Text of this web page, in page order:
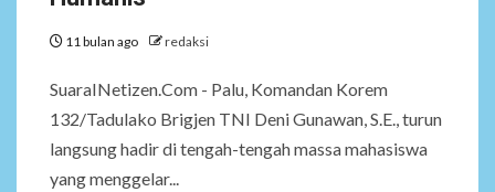
11 bulan ago redaksi
SuaraINetizen.Com - Palu, Komandan Korem
132/Tadulako Brigjen TNI Deni Gunawan, S.E., turun
langsung hadir di tengah-tengah massa mahasiswa
yang menggelar...
Tegaknya Pasal 33 UUD
Prabowo
8
NEWS